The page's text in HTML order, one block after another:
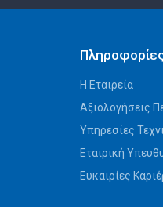
Η Εταιρεία
Αξιολογήσεις
Υπηρεσίες
Εταιρική
Ευκαιρίες